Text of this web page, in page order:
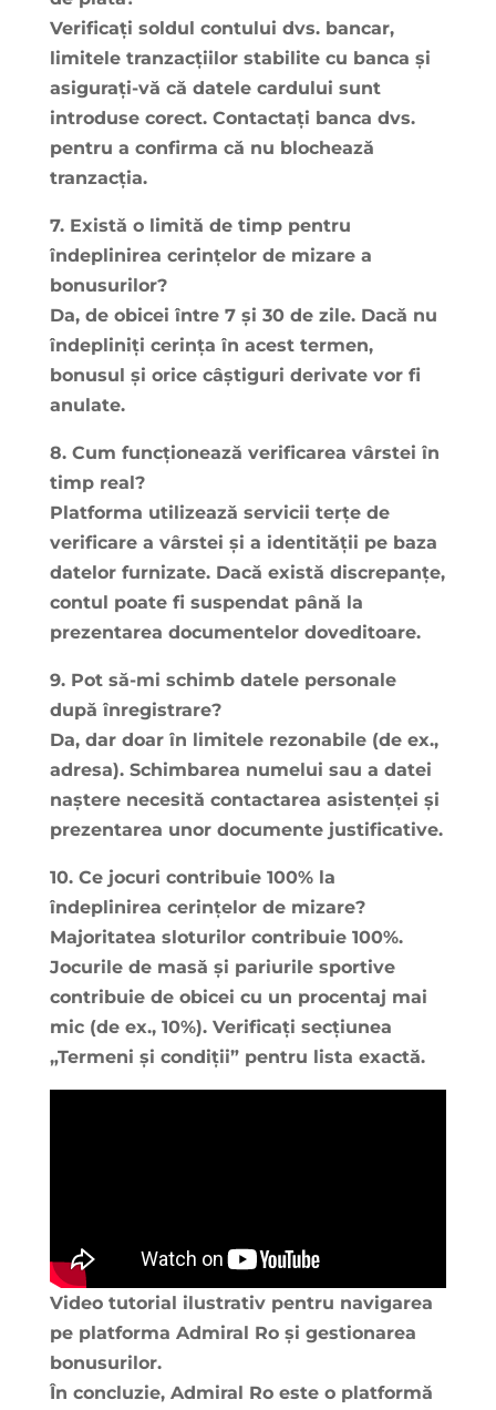
Verificați soldul contului dvs. bancar,
limitele tranzacțiilor stabilite cu banca și
asigurați-vă că datele cardului sunt
introduse corect. Contactați banca dvs.
pentru a confirma că nu blochează
tranzacția.
7. Există o limită de timp pentru
îndeplinirea cerințelor de mizare a
bonusurilor?
Da, de obicei între 7 și 30 de zile. Dacă nu
îndepliniți cerința în acest termen,
bonusul și orice câștiguri derivate vor fi
anulate.
8. Cum funcționează verificarea vârstei în
timp real?
Platforma utilizează servicii terțe de
verificare a vârstei și a identității pe baza
datelor furnizate. Dacă există discrepanțe,
contul poate fi suspendat până la
prezentarea documentelor doveditoare.
9. Pot să-mi schimb datele personale
după înregistrare?
Da, dar doar în limitele rezonabile (de ex.,
adresa). Schimbarea numelui sau a datei
naștere necesită contactarea asistenței și
prezentarea unor documente justificative.
10. Ce jocuri contribuie 100% la
îndeplinirea cerințelor de mizare?
Majoritatea sloturilor contribuie 100%.
Jocurile de masă și pariurile sportive
contribuie de obicei cu un procentaj mai
mic (de ex., 10%). Verificați secțiunea
„Termeni și condiții” pentru lista exactă.
Video tutorial ilustrativ pentru navigarea
pe platforma Admiral Ro și gestionarea
bonusurilor.
În concluzie, Admiral Roeste o platformă